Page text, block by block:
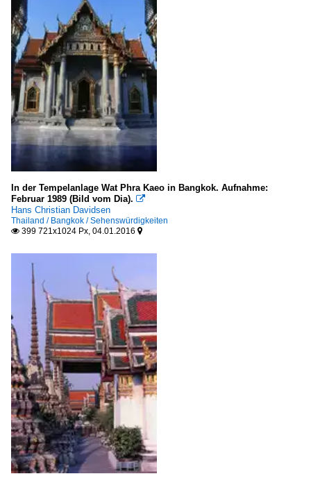
In der Tempelanlage Wat Phra Kaeo in Bangkok. Aufnahme:
Februar 1989 (Bild vom Dia). 
Hans Christian Davidsen
Thailand / Bangkok / Sehenswürdigkeiten
 399 721x1024 Px, 04.01.2016 